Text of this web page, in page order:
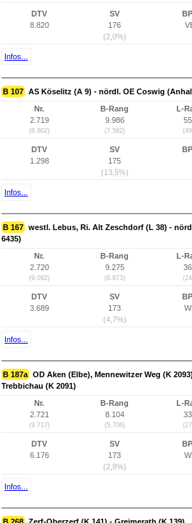
DTV
8.820
SV
176
(2,0%)
Infos...
B 107 AS Köselitz (A 9) - nördl. OE Coswig
Nr.
2.719
(8.902)
B-Rang
9.986
(7.582)
L-
DTV
1.298
SV
175
(13,5%)
Infos...
B 167 westl. Lebus, Ri. Alt Zeschdorf (L 38) -
6435)
Nr.
2.720
(9.092)
B-Rang
9.275
(6.873)
L-
DTV
3.689
SV
173
(4,7%)
Infos...
B 187a OD Aken (Elbe), Mennewitzer Weg (K
Trebbichau (K 2091)
Nr.
2.721
(9.717)
B-Rang
8.104
(5.706)
L-
DTV
6.176
SV
173
(2,8%)
Infos...